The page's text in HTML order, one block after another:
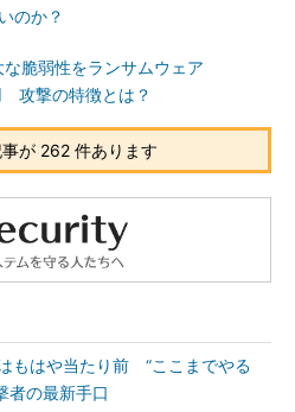
のか？
脆弱性をランサムウェア
攻撃の特徴とは？
が 262 件あります
もはや当たり前 “ここまでやる
者の最新手口